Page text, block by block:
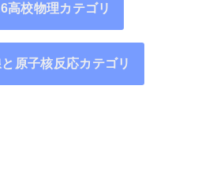
高校物理カテゴリ
原子核反応カテゴリ